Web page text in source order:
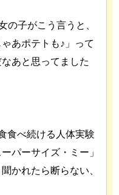
の子がこう言うと、
あポテトも♪」って
あと思ってました
食べ続ける人体実験
パーサイズ・ミー」
かれたら断らない、